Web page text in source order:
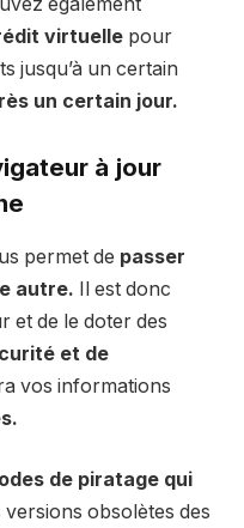
virtuelle pour
jusqu’à un certain
un certain jour.
à jour
permet de passer
autre. Il est donc
et de le doter des
et de
vos informations
de piratage qui
versions obsolètes des